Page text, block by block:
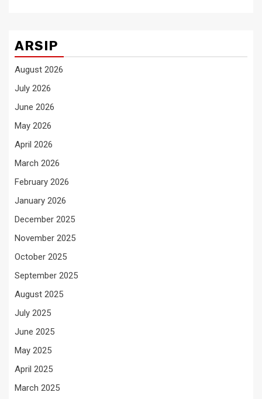
ARSIP
August 2026
July 2026
June 2026
May 2026
April 2026
March 2026
February 2026
January 2026
December 2025
November 2025
October 2025
September 2025
August 2025
July 2025
June 2025
May 2025
April 2025
March 2025